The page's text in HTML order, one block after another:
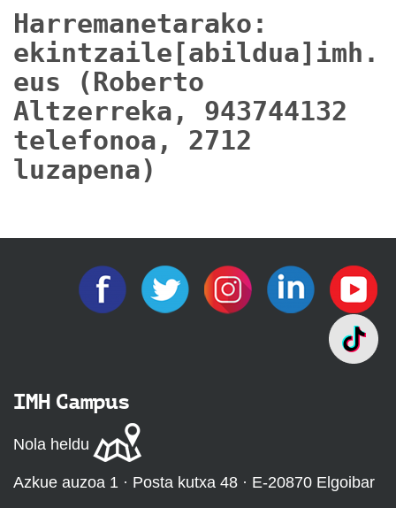
Harremanetarako:
ekintzaile[abildua]imh.
eus (Roberto
Altzerreka, 943744132
telefonoa, 2712
luzapena)
IMH Campus
Nola heldu
Azkue auzoa 1 · Posta kutxa 48 · E-20870 Elgoibar